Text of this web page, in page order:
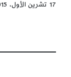
17 تشرين الأول، 2015